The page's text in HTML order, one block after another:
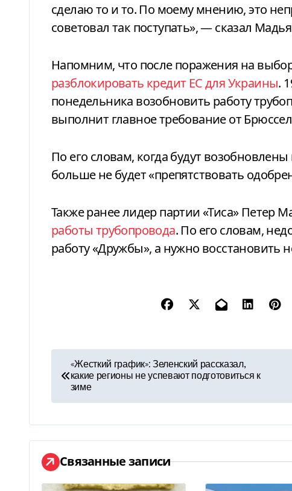
сделаю то и то. По моему мнению, это
советовал так поступать», — сказал
Напомним, что после поражения на
разблокировать кредит ЕС для Украины.
понедельника возобновить работу
выполнит главное требование от
По его словам, когда будут
больше не будет «препятствовать
Также ранее лидер партии «Тиса» Петер
работы трубопровода. По его словам,
работу «Дружбы», а нужно восстановить
в
и
г
а
«Жесткий график»: Зеленский рассказал,
какие регионы не успевают подготовиться к
зиме
Связанные записи